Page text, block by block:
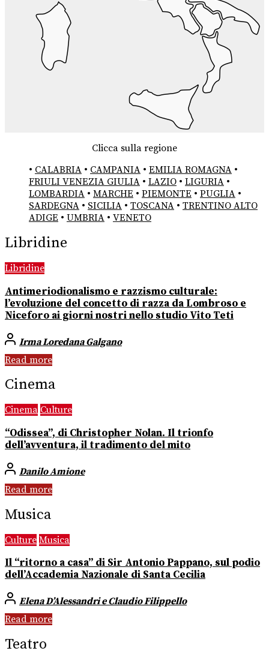
Clicca sulla regione
• CALABRIA • CAMPANIA • EMILIA ROMAGNA •
FRIULI VENEZIA GIULIA • LAZIO • LIGURIA •
LOMBARDIA • MARCHE • PIEMONTE • PUGLIA •
SARDEGNA • SICILIA • TOSCANA • TRENTINO ALTO
ADIGE • UMBRIA • VENETO
Libridine
Libridine
Antimeriodionalismo e razzismo culturale:
l’evoluzione del concetto di razza da Lombroso e
Niceforo ai giorni nostri nello studio Vito Teti
Irma Loredana Galgano
Read more
Cinema
Cinema Culture
“Odissea”, di Christopher Nolan. Il trionfo
dell’avventura, il tradimento del mito
Danilo Amione
Read more
Musica
Culture Musica
Il “ritorno a casa” di Sir Antonio Pappano, sul podio
dell’Accademia Nazionale di Santa Cecilia
Elena D’Alessandri e Claudio Filippello
Read more
Teatro